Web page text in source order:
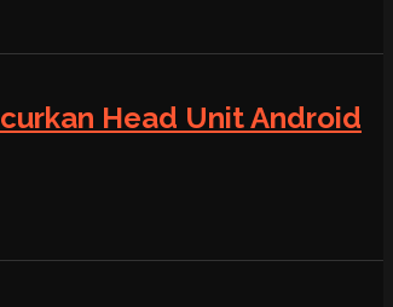
Head Unit Android